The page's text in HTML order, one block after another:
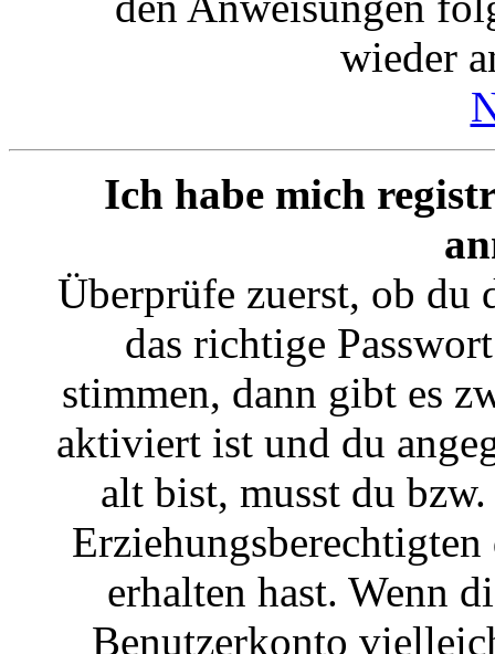
wieder
Ich habe mich
Überprüfe zuerst, ob du
das richtige
stimmen, dann gibt es
aktiviert ist und du
alt bist, musst du
erhalten hast. Wenn
Benutzerkonto